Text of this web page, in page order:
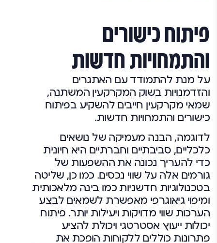
פיתוח כישורים
והתמחויות חדשות
על מנת להתמודד עם האתגרים
והזדמנויות בשוק המקרקעין המשתנה,
שמאי מקרקעין חייבים להשקיע בפיתוח
כישורים והתמחויות חדשות.
לדוגמה, הבנה מעמיקה של נושאים
כלכליים, סביבתיים וחברתיים היא חיונית
כדי להעריך נכונה את ההשפעות של
גורמים אלה על שווי נכסים. כמו כן, שליטה
בטכנולוגיות חדשניות כמו בינה מלאכותית
ומיפוי גיאוגרפי מאפשרת לשמאים לבצע
הערכות שווי מדויקות ויעילות יותר. פיתוח
יכולות ייעוץ אסטרטגי ויכולת להציע
פתרונות כוללים ללקוחות הופכת את